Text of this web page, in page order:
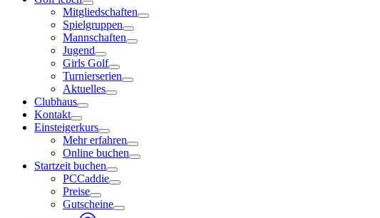
Mitgliedschaften
Spielgruppen
Mannschaften
Jugend
Girls Golf
Turnierserien
Aktuelles
Clubhaus
Kontakt
Einsteigerkurs
Mehr erfahren
Online buchen
Startzeit buchen
PCCaddie
Preise
Gutscheine